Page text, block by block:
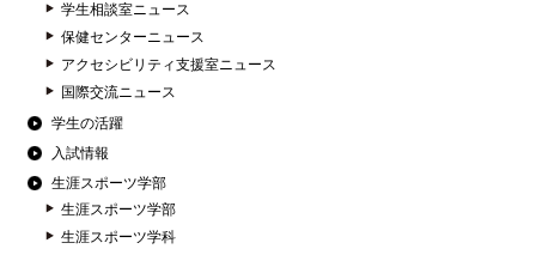
学生相談室ニュース
保健センターニュース
アクセシビリティ支援室ニュース
国際交流ニュース
学生の活躍
入試情報
生涯スポーツ学部
生涯スポーツ学部
生涯スポーツ学科